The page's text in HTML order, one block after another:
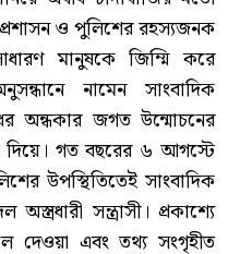
ও পুলিশের রহস্যজনক
মানুষকে জিম্মি করে
নামেন সাংবাদিক
অন্ধকার জগত উন্মোচনের
গত বছরের ৬ আগস্টে
উপস্থিতিতেই সাংবাদিক
সন্ত্রাসী। প্রকাশ্যে
দেওয়া এবং তথ্য সংগৃহীত